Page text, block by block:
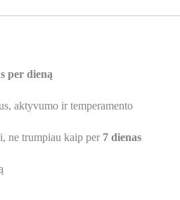
per dieną
aktyvumo ir temperamento
ne trumpiau kaip per 7 dienas